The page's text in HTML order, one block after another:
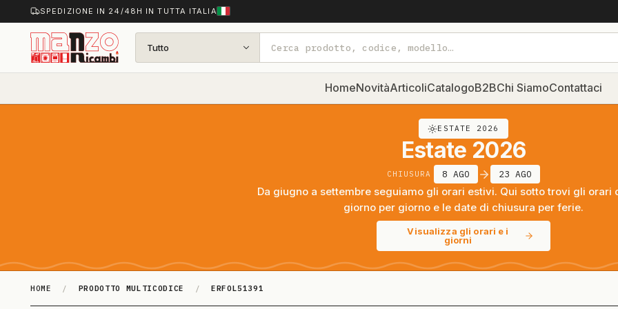
SPEDIZIONE IN 24/48H IN TUTTA ITALIA
Tutto
HomeNovitàArticoliCatalogoB2BChi SiamoContattaci
ESTATE 2026
Estate 2026
CHIUSURA 8 AGO 23 AGO
Da giugno a settembre seguiamo gli orari estivi. Qui sotto trovi gli orari
giorno per giorno e le date di chiusura per ferie.
Visualizza gli orari e i
giorni
HOME / PRODOTTO MULTICODICE / ERFOL51391
ERFOL51391